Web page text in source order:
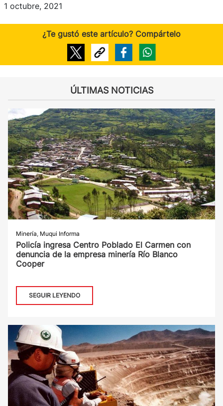
1 octubre, 2021
¿Te gustó este artículo? Compártelo
ÚLTIMAS NOTICIAS
Minería, Muqui Informa
Policía ingresa Centro Poblado El Carmen con
denuncia de la empresa minería Río Blanco
Cooper
SEGUIR LEYENDO